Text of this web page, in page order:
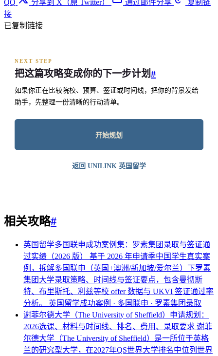
QQ
分享到 X（原 Twitter） 通过邮件分享
复制链
接
已复制链接
NEXT STEP
把这篇攻略变成你的下一步计划#
如果你正在比较院校、预算、签证或时间线，把你的背景发给
助手，先整理一份清晰的行动清单。
开始规划
返回 UNILINK 英国留学
相关攻略#
英国留学多国联申成功案例集：罗素集团录取与签证通
过实绩（2026 版） 基于 2026 年申请季中国学生真实案
例，拆解多国联申（英国+澳洲/新加坡/爱尔兰）下罗素
集团大学录取策略、时间线与签证要点，包含曼彻斯
特、布里斯托、利兹等校 offer 数据与 UKVI 签证通过率
分析。 英国留学成功案例 · 多国联申 · 罗素集团录取
谢菲尔德大学（The University of Sheffield）申请规划：
2026选课、材料与时间线、排名、费用、录取要求 谢菲
尔德大学（The University of Sheffield）是一所位于英格
兰的研究型大学，在2027年QS世界大学排名中位列世界